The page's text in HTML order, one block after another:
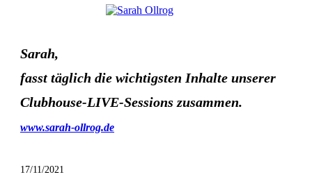
Sarah,
fasst täglich die wichtigsten Inhalte unserer
Clubhouse-LIVE-Sessions zusammen.
www.sarah-ollrog.de
17/11/2021